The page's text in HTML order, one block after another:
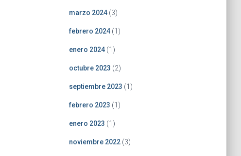
marzo 2024(3)
febrero 2024(1)
enero 2024(1)
octubre 2023 (2)
septiembre 2023 (1)
febrero 2023 (1)
enero 2023 (1)
noviembre 2022(3)